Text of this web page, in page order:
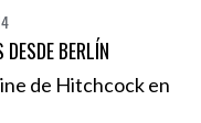
BERLÍN